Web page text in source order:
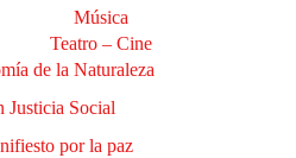
Música
Teatro – Cine
de la Naturaleza
Justicia Social
por la paz